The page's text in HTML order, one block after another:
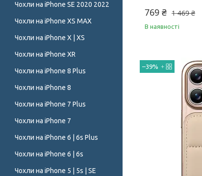
1 469 ₴
769 ₴
В наявності
–39%
Чохли на iPhone SE 2020 2022
Чохли на iPhone XS MAX
Чохли на iPhone X | XS
Чохли на iPhone XR
Чохли на iPhone 8 Plus
Чохли на iPhone 8
Чохли на iPhone 7 Plus
Чохли на iPhone 7
Чохли на iPhone 6 | 6s Plus
Чохли на iPhone 6 | 6s
Чохли на iPhone 5 | 5s | SE